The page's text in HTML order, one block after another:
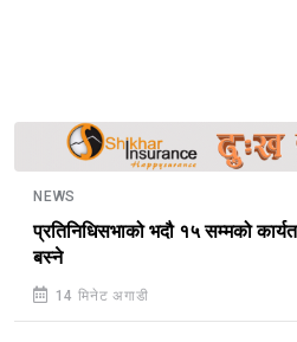
NEWS
प्रतिनिधिसभाको भदौ १५ सम्मको
बस्ने
14 मिनेट अगाडी